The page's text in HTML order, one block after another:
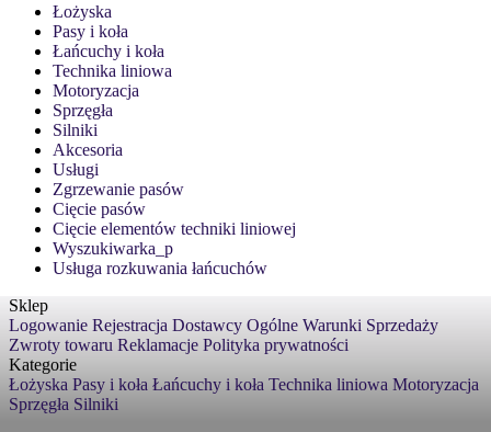
Łożyska
Pasy i koła
Łańcuchy i koła
Technika liniowa
Motoryzacja
Sprzęgła
Silniki
Akcesoria
Usługi
Zgrzewanie pasów
Cięcie pasów
Cięcie elementów techniki liniowej
Wyszukiwarka_p
Usługa rozkuwania łańcuchów
Sklep
Logowanie Rejestracja Dostawcy Ogólne Warunki Sprzedaży
Zwroty towaru Reklamacje Polityka prywatności
Kategorie
Łożyska Pasy i koła Łańcuchy i koła Technika liniowa Motoryzacja
Sprzęgła Silniki